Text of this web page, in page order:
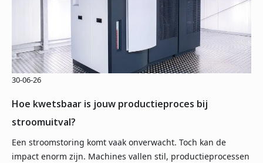
Hoe kwetsbaar is jouw productieproces bij
stroomuitval?
30-06-26
Een stroomstoring komt vaak onverwacht. Toch kan de
impact enorm zijn. Machines vallen stil, productieprocessen